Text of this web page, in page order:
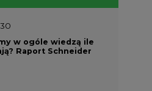
w ogóle wiedzą ile
Raport Schneider